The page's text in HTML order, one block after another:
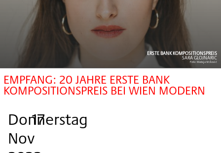
ERSTE BANK KOMPOSITIONSPREIS
SARA GLOJNARIC
Foto: Mateja Vrcković
EMPFANG: 20 JAHRE ERSTE BANK
KOMPOSITIONSPREIS BEI WIEN MODERN
Donnerstag
, 17
.
Nov
.